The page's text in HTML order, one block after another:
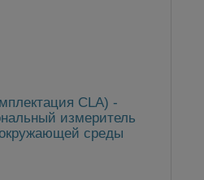
CLA) -
измеритель
среды